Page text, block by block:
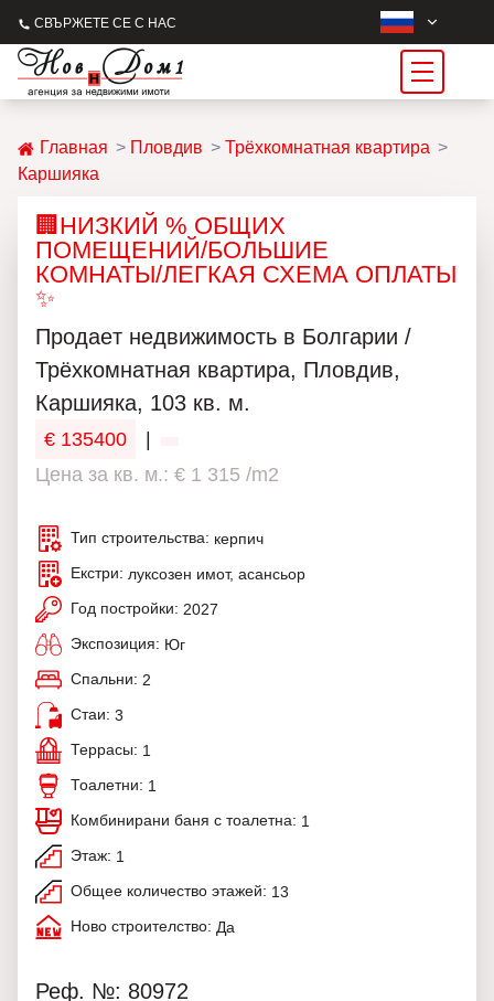
СВЪРЖЕТЕ СЕ С НАС
Главная Пловдив
Трёхкомнатная квартира
Каршияка
🏢НИЗКИЙ % ОБЩИХ
ПОМЕЩЕНИЙ/БОЛЬШИЕ
КОМНАТЫ/ЛЕГКАЯ СХЕМА ОПЛАТЫ
✨
Продаeт недвижимость в Болгарии /
Трёхкомнатная квартира, Пловдив,
Каршияка, 103 кв. м.
€ 135400
Цена за кв. м.: € 1 315 /m2
Тип строительства: керпич
Екстри: луксозен имот, асансьор
Год постройки: 2027
Экспозиция: Юг
Спальни: 2
Стаи: 3
Террасы: 1
Тоалетни: 1
Комбинирани баня с тоалетна: 1
Этаж: 1
Общее количество этажей: 13
Ново строителство: Да
Реф. №: 80972